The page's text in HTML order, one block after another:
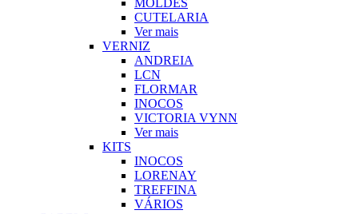
CUTELARIA
Ver mais
VERNIZ
ANDREIA
LCN
FLORMAR
INOCOS
VICTORIA VYNN
Ver mais
KITS
INOCOS
LORENAY
TREFFINA
VÁRIOS